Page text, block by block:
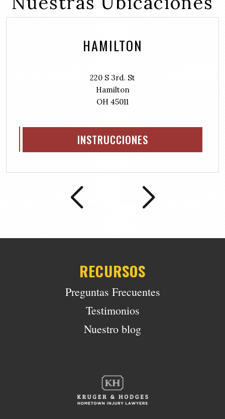
e
d
e
q
HAMILTON
220 S 3rd. St
Hamilton
OH 45011
INSTRUCCIONES
RECURSOS
Preguntas Frecuentes
Testimonios
Nuestro blog